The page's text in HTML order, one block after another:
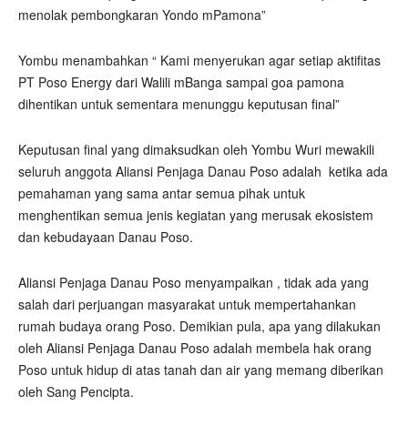
menolak pembongkaran Yondo mPamona”
Yombu menambahkan “ Kami menyerukan agar setiap aktifitas
PT Poso Energy dari Walili mBanga sampai goa pamona
dihentikan untuk sementara menunggu keputusan final”
Keputusan final yang dimaksudkan oleh Yombu Wuri mewakili
seluruh anggota Aliansi Penjaga Danau Poso adalah ketika ada
pemahaman yang sama antar semua pihak untuk
menghentikan semua jenis kegiatan yang merusak ekosistem
dan kebudayaan Danau Poso.
Aliansi Penjaga Danau Poso menyampaikan , tidak ada yang
salah dari perjuangan masyarakat untuk mempertahankan
rumah budaya orang Poso. Demikian pula, apa yang dilakukan
oleh Aliansi Penjaga Danau Poso adalah membela hak orang
Poso untuk hidup di atas tanah dan air yang memang diberikan
oleh Sang Pencipta.